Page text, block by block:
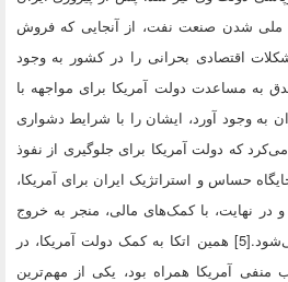
ملی شدن صنعت نفت، از آنجایی که فروش
اقتصادی بحرانی را در کشور به وجود
مصدق به مساعدت دولت آمریکا برای مواجهه با
به وجود آورد، ایشان را با شرایط دشواری
که دولت آمریکا برای جلوگیری از نفوذ
حساس و استراتژیک ایران برای آمریکا،
در نهایت، با کمک‌های مالی، منجر به خروج
ایران از این شرایط بحرانی می‌شود.[5] همین اتکا به کمک دولت آمریکا، در
آمریکا همراه بود، یکی از مهم‌ترین